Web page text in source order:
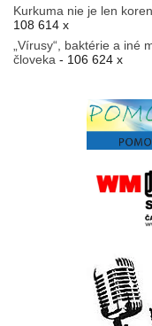
Kurkuma nie je len
108 614 x
„Vírusy“, baktérie a iné
človeka - 106 624 x